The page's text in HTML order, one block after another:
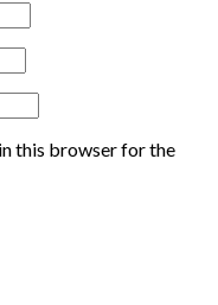
this browser for the